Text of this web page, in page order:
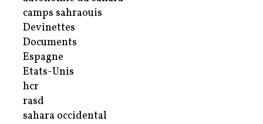
camps sahraouis
Devinettes
Documents
Espagne
Etats-Unis
hcr
rasd
sahara occidental